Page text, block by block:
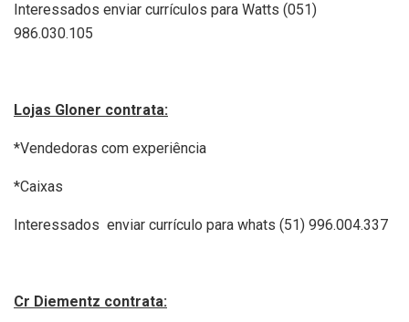
Interessados enviar currículos para Watts (051)
986.030.105
Lojas Gloner contrata:
*Vendedoras com experiência
*Caixas
Interessados enviar currículo para whats (51) 996.004.337
Cr Diementz contrata: